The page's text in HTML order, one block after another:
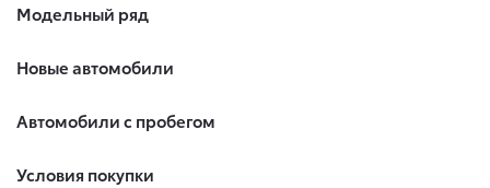
Модельный ряд
Новые автомобили
Автомобили с пробегом
Условия покупки